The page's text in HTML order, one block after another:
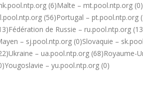
(6)Malte – mt.pool.ntp.org
(56)Portugal – pt.pool.ntp.org
de Russie – ru.pool.ntp.org
– sj.pool.ntp.org (0)Slovaquie –
– ua.pool.ntp.org (68)Royaume-
– yu.pool.ntp.org (0)